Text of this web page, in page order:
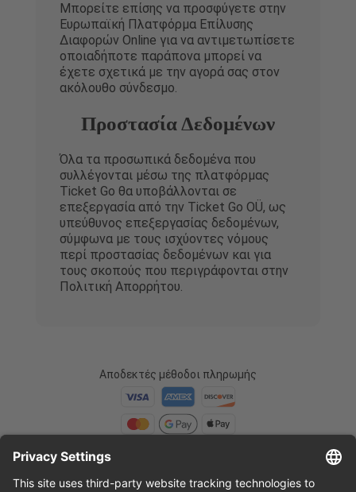
Μπορείτε επίσης να προσφύγετε στην
Ευρωπαϊκή Πλατφόρμα Επίλυσης
Διαφορών Online για να αντιμετωπίσετε
οποιαδήποτε παράπονα μπορεί να
έχετε σχετικά με την αγορά σας στον
ακόλουθο σύνδεσμο.
Προστασία Δεδομένων
Όλα τα προσωπικά δεδομένα που
συλλέγονται μέσω της πλατφόρμας
Ticket Go θα υποβάλλονται σε
επεξεργασία από την Ticket Go OÜ, ως
υπεύθυνος επεξεργασίας δεδομένων,
σύμφωνα με τους ισχύοντες νόμους
περί προστασίας δεδομένων και για
τους σκοπούς που περιγράφονται στην
Πολιτική Απορρήτου.
Αποδεκτές μέθοδοι πληρωμής